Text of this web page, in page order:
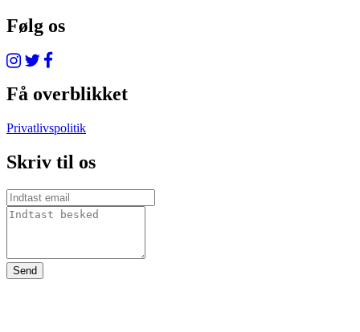
Følg os
Få overblikket
Privatlivspolitik
Skriv til os